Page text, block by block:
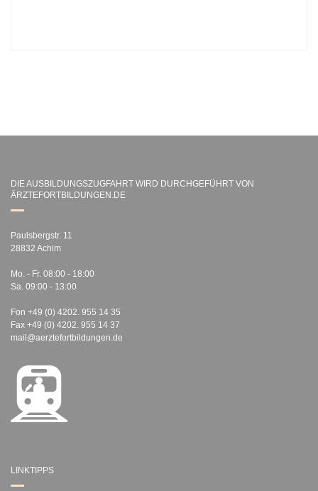
DIE AUSBILDUNGSZUGFAHRT WIRD DURCHGEFÜHRT VON
ÄRZTEFORTBILDUNGEN.DE
Paulsbergstr. 11
28832 Achim
Mo. - Fr. 08:00 - 18:00
Sa. 09:00 - 13:00
Fon +49 (0) 4202. 955 14 35
Fax +49 (0) 4202. 955 14 37
mail@aerztefortbildungen.de
LINKTIPPS